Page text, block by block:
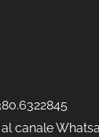
canale